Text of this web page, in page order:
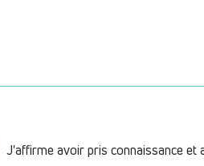
J'affirme avoir pris connaissance et